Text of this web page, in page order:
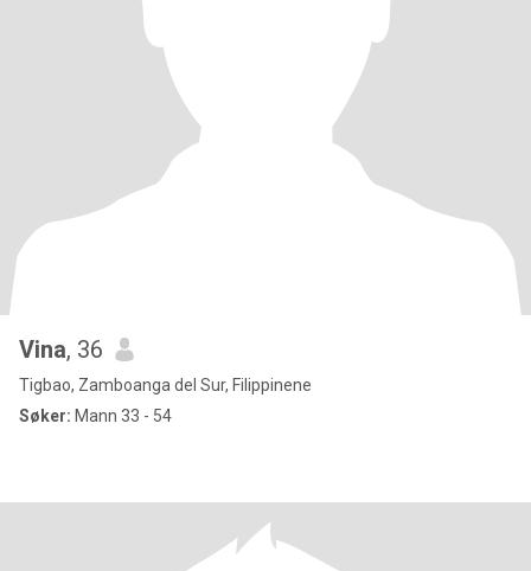
Vina, 36
Tigbao, Zamboanga del Sur, Filippinene
Søker: Mann 33 - 54